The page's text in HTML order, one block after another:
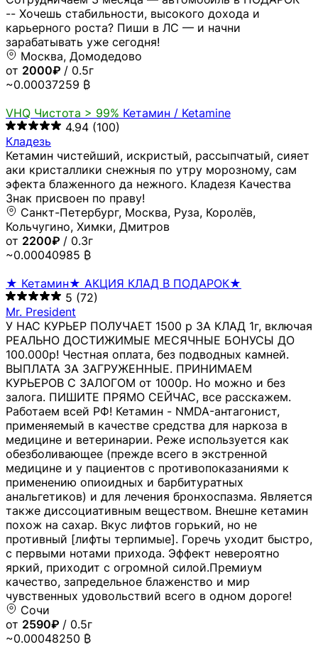
-- Хочешь стабильности, высокого дохода и
карьерного роста? Пиши в ЛС — и начни
зарабатывать уже сегодня!
Москва, Домодедово
от 2000₽ / 0.5г
~0.00037259 ₿
VHQ Чистота > 99% Кетамин / Ketamine
4.94 (100)
Кладезь
Кетамин чистейший, искристый, рассыпчатый, сияет
аки кристаллики снежныя по утру морозному, сам
эфекта блаженного да нежного. Кладезя Качества
Знак присвоен по праву!
Санкт-Петербург, Москва, Руза, Королёв,
Кольчугино, Химки, Дмитров
от 2200₽ / 0.3г
~0.00040985 ₿
★ Кетамин★ АКЦИЯ КЛАД В ПОДАРОК★
5 (72)
Mr. President
У НАС КУРЬЕР ПОЛУЧАЕТ 1500 р ЗА КЛАД 1г, включая
РЕАЛЬНО ДОСТИЖИМЫЕ МЕСЯЧНЫЕ БОНУСЫ ДО
100.000р! Честная оплата, без подводных камней.
ВЫПЛАТА ЗА ЗАГРУЖЕННЫЕ. ПРИНИМАЕМ
КУРЬЕРОВ С ЗАЛОГОМ от 1000р. Но можно и без
залога. ПИШИТЕ ПРЯМО СЕЙЧАС, все расскажем.
Работаем всей РФ! Кетамин - NMDA-антагонист,
применяемый в качестве средства для наркоза в
медицине и ветеринарии. Реже используется как
обезболивающее (прежде всего в экстренной
медицине и у пациентов с противопоказаниями к
применению опиоидных и барбитуратных
анальгетиков) и для лечения бронхоспазма. Является
также диссоциативным веществом. Внешне кетамин
похож на сахар. Вкус лифтов горький, но не
противный [лифты терпимые]. Горечь уходит быстро,
с первыми нотами прихода. Эффект невероятно
яркий, приходит с огромной силой.Премиум
качество, запредельное блаженство и мир
чувственных удовольствий всего в одном дороге!
Сочи
от 2590₽ / 0.5г
~0.00048250 ₿